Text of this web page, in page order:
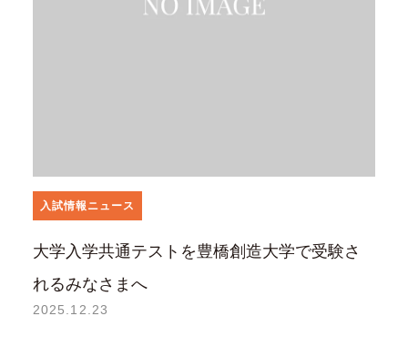
入試情報ニュース
大学入学共通テストを豊橋創造大学で受験さ
れるみなさまへ
2025.12.23